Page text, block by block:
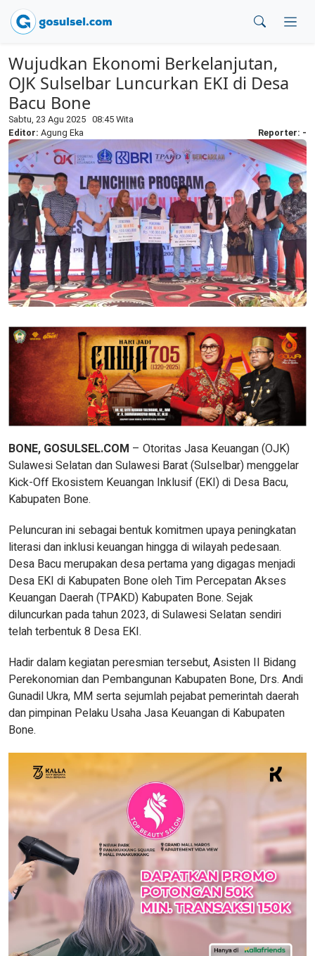
Wujudkan Ekonomi Berkelanjutan,
OJK Sulselbar Luncurkan EKI di Desa
Bacu Bone
Sabtu, 23 Agu 2025 08:45 Wita
Editor: Agung Eka Reporter: -
BONE, GOSULSEL.COM – Otoritas Jasa Keuangan (OJK)
Sulawesi Selatan dan Sulawesi Barat (Sulselbar) menggelar
Kick-Off Ekosistem Keuangan Inklusif (EKI) di Desa Bacu,
Kabupaten Bone.
Peluncuran ini sebagai bentuk komitmen upaya peningkatan
literasi dan inklusi keuangan hingga di wilayah pedesaan.
Desa Bacu merupakan desa pertama yang digagas menjadi
Desa EKI di Kabupaten Bone oleh Tim Percepatan Akses
Keuangan Daerah (TPAKD) Kabupaten Bone. Sejak
diluncurkan pada tahun 2023, di Sulawesi Selatan sendiri
telah terbentuk 8 Desa EKI.
Hadir dalam kegiatan peresmian tersebut, Asisten II Bidang
Perekonomian dan Pembangunan Kabupaten Bone, Drs. Andi
Gunadil Ukra, MM serta sejumlah pejabat pemerintah daerah
dan pimpinan Pelaku Usaha Jasa Keuangan di Kabupaten
Bone.